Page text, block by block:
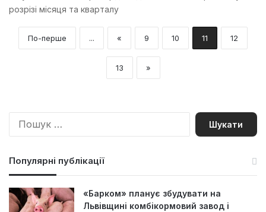
розрізі місяця та кварталу
По-перше ... « 9 10 11 12
13 »
П
Популярні публікації
«Барком» планує збудувати на
Львівщині комбікормовий завод і